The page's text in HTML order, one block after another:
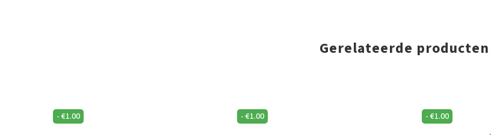
Gerelateerde producten
- €1.00 -€1.00 - €1.00